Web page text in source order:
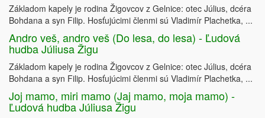
Základom kapely je rodina Žigovcov z Gelnice: otec Július, dcéra
Bohdana a syn Filip. Hosťujúcimi členmi sú Vladimír Plachetka, ...
Andro veš, andro veš (Do lesa, do lesa) - Ľudová
hudba Júliusa Žigu
Základom kapely je rodina Žigovcov z Gelnice: otec Július, dcéra
Bohdana a syn Filip. Hosťujúcimi členmi sú Vladimír Plachetka, ...
Joj mamo, miri mamo (Jaj mamo, moja mamo) -
Ľudová hudba Júliusa Žigu